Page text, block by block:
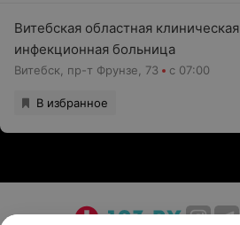
Витебская областная клиническая
инфекционная больница
Витебск, пр-т Фрунзе, 73 с 07:00
В избранное